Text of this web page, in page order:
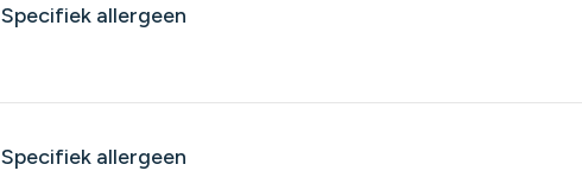
Specifiek allergeen
​Specifiek allergeen